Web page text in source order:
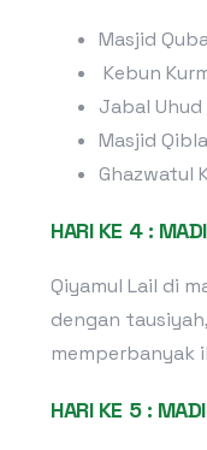
Masjid
Kebun
Jabal Uhud
Masjid
Ghazwatul
HARI KE 4 :
Qiyamul Lail di
dengan
memperbanyak
HARI KE 5 :